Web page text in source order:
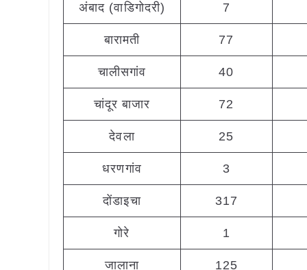
अंबाद (वाडिगोदरी) 7
बारामती 77
चालीसगांव 40
चांदूर बाजार 72
देवला 25
धरणगांव 3
दोंडाइचा 317
गोरे 1
जालाना 125